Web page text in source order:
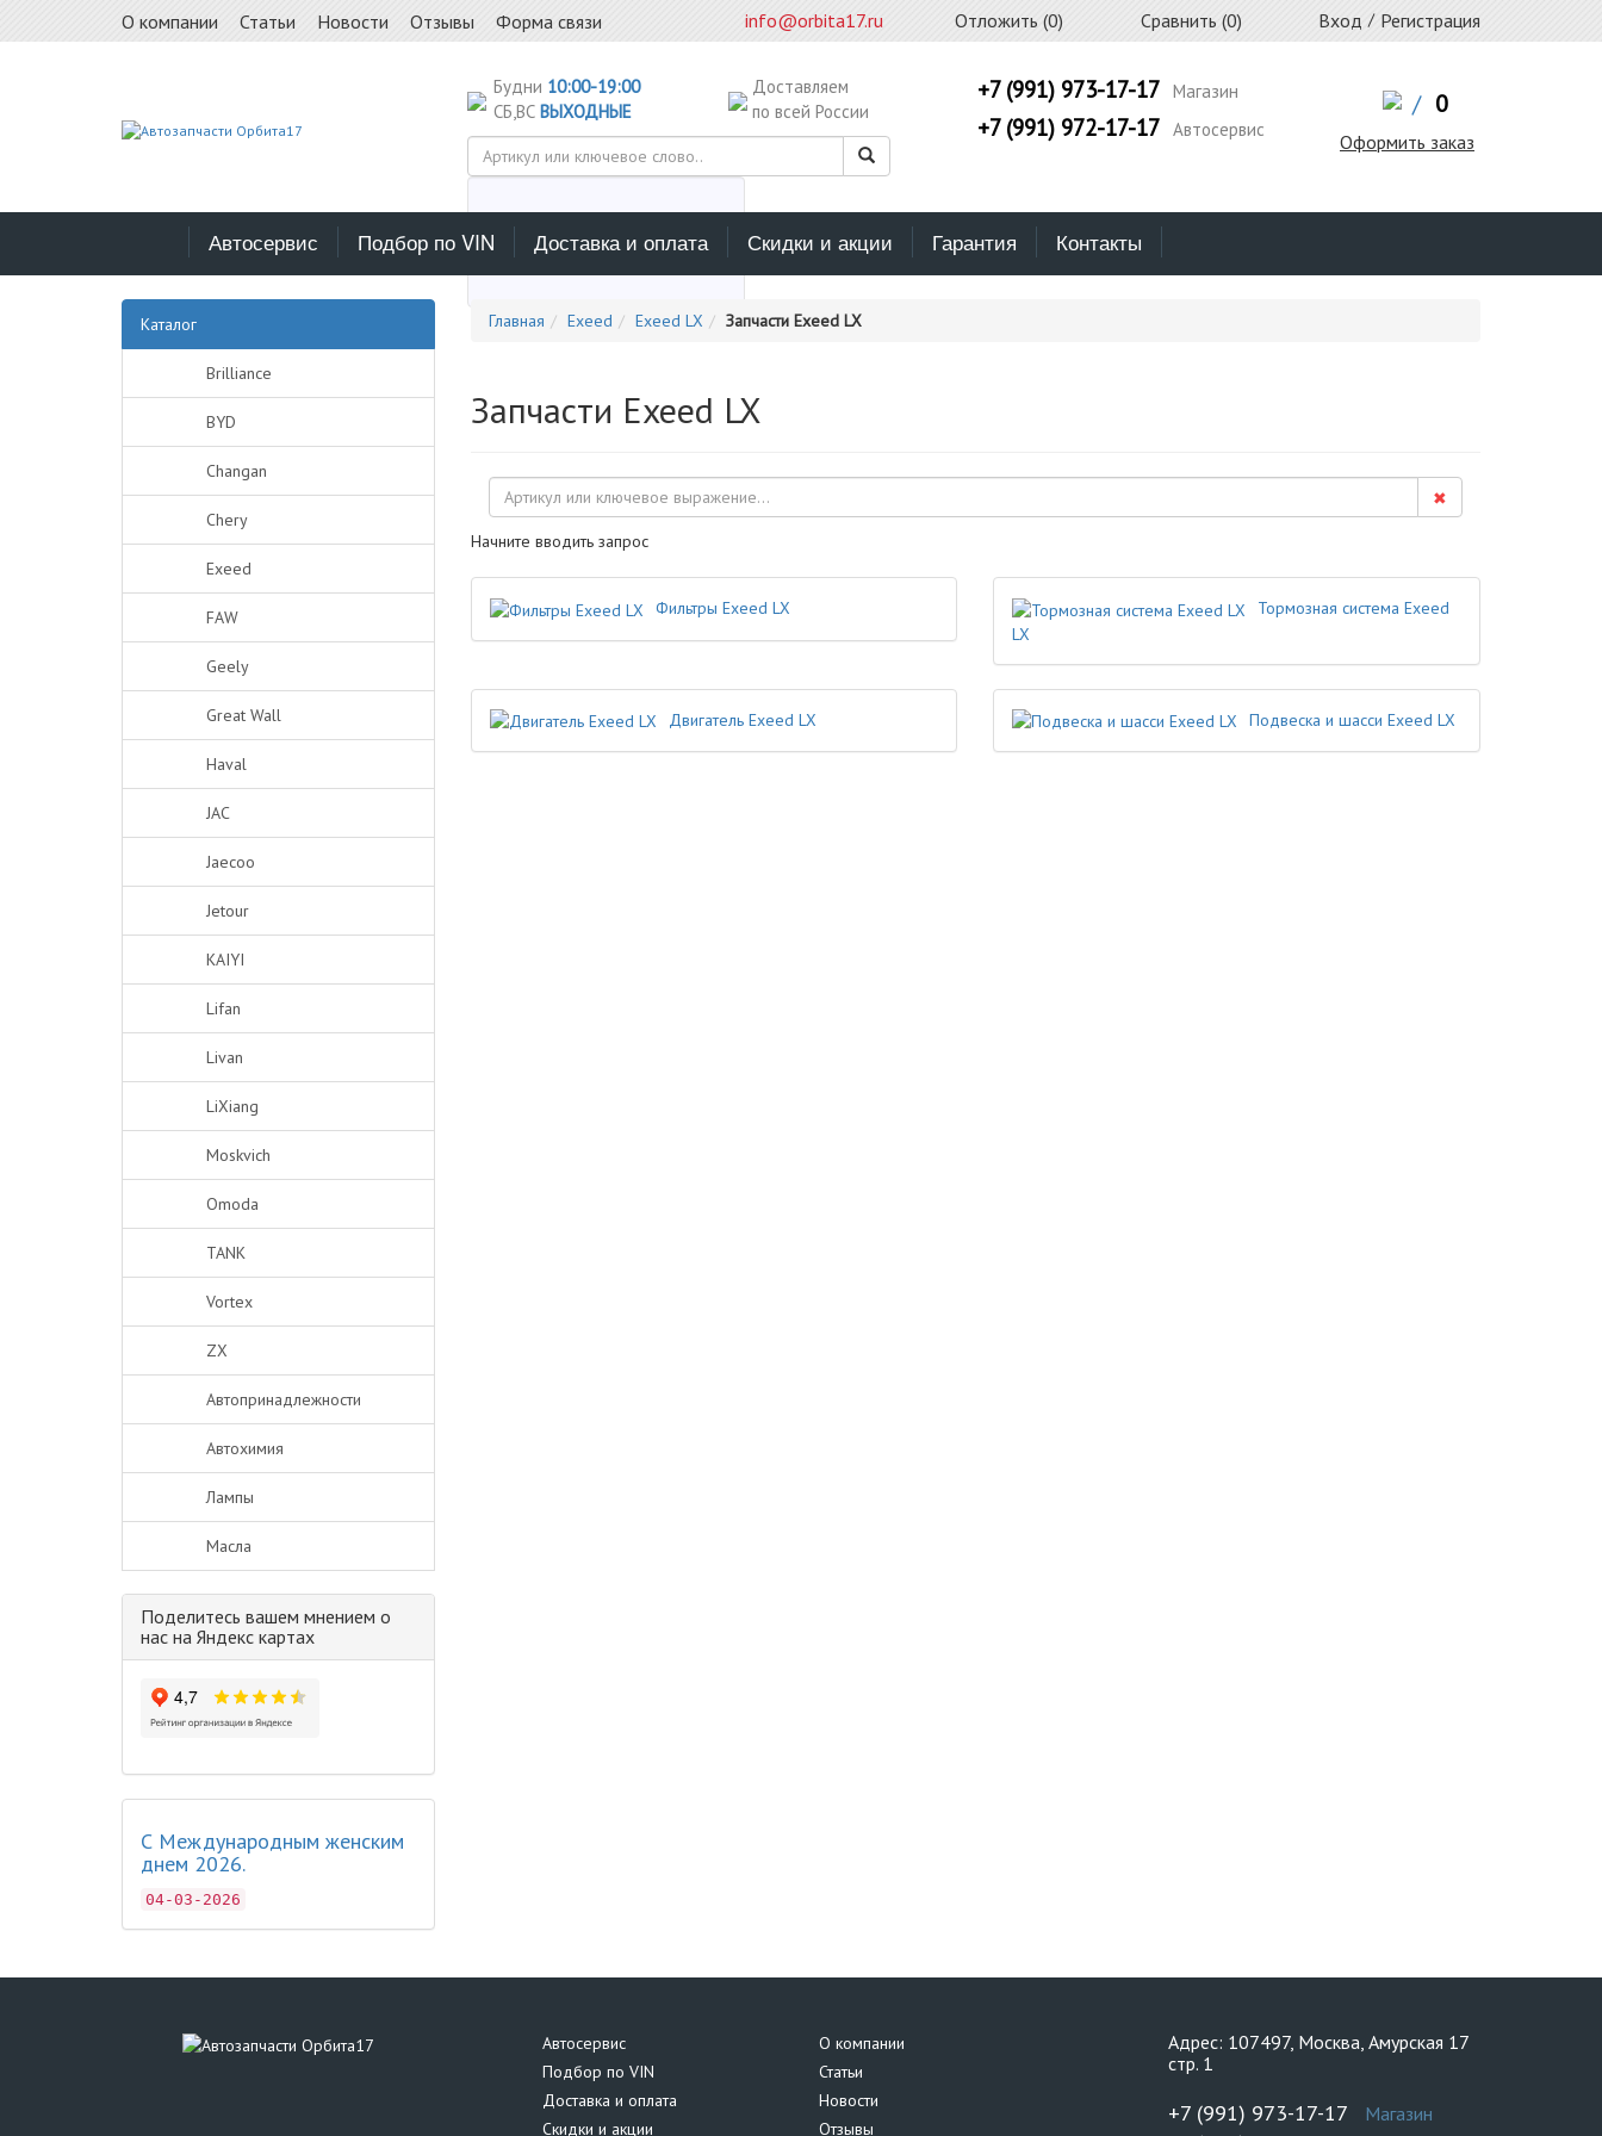
О компании Статьи Новости Отзывы Форма связи info@orbita17.ru Отложить (0) Сравнить (0) Вход / Регистрация
Будни 10:00-19:00
СБ,ВС ВЫХОДНЫЕ
Доставляем
по всей России
Выберите каталог поиска
+7 (991) 973-17-17 Магазин
+7 (991) 972-17-17 Автосервис
/ 0
Оформить заказ
Автосервис Подбор по VIN Доставка и оплата Скидки и акции Гарантия Контакты
Каталог
Brilliance
BYD
Changan
Chery
Exeed
FAW
Geely
Great Wall
Haval
JAC
Jaecoo
Jetour
KAIYI
Lifan
Livan
LiXiang
Moskvich
Omoda
TANK
Vortex
ZX
Автопринадлежности
Автохимия
Лампы
Масла
Поделитесь вашем мнением о
нас на Яндекс картах
С Международным женским
днем 2026.
04-03-2026
Главная Exeed Exeed LX Запчасти Exeed LX
Запчасти Exeed LX
Начните вводить запрос
Фильтры Exeed LX
Тормозная система Exeed
LX
Двигатель Exeed LX Подвеска и шасси Exeed LX
Автосервис
Подбор по VIN
Доставка и оплата
Скидки и акции
О компании
Статьи
Новости
Отзывы
Адрес: 107497, Москва, Амурская 17
стр. 1
+7 (991) 973-17-17 Магазин